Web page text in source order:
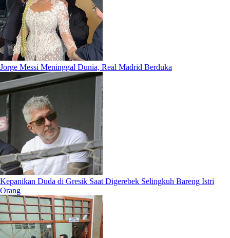
Jorge Messi Meninggal Dunia, Real Madrid Berduka
Kepanikan Duda di Gresik Saat Digerebek Selingkuh Bareng Istri
Orang